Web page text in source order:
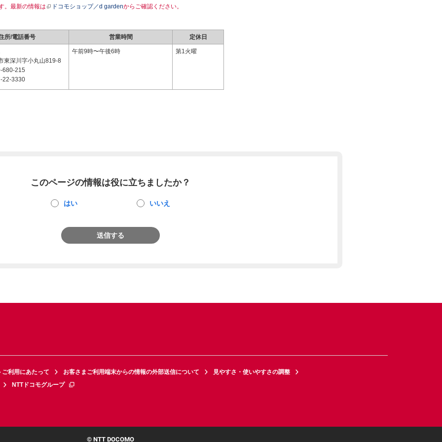
。最新の情報は ドコモショップ／d gardenからご確認ください。
所/電話番号 営業時間 定休日
東深川字小丸山819-8
680-215
22-3330
午前9時〜午後6時 第1火曜
このページの情報は役に立ちましたか？
はい いいえ
送信する
ご利用にあたって お客さまご利用端末からの情報の外部送信について
見やすさ・使いやすさの調整
NTTドコモグループ
© NTT DOCOMO